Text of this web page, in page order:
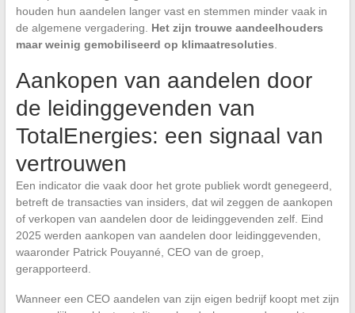
houden hun aandelen langer vast en stemmen minder vaak in
de algemene vergadering. Het zijn trouwe aandeelhouders
maar weinig gemobiliseerd op klimaatresoluties.
Aankopen van aandelen door
de leidinggevenden van
TotalEnergies: een signaal van
vertrouwen
Een indicator die vaak door het grote publiek wordt genegeerd,
betreft de transacties van insiders, dat wil zeggen de aankopen
of verkopen van aandelen door de leidinggevenden zelf. Eind
2025 werden aankopen van aandelen door leidinggevenden,
waaronder Patrick Pouyanné, CEO van de groep,
gerapporteerd.
Wanneer een CEO aandelen van zijn eigen bedrijf koopt met zijn